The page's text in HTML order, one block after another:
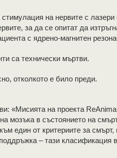
на нервите с лазери
за да се опитат да
с ядрено-магнитен
са технически мъртви.
отколкото е било преди.
«Мисията на проекта
мозъка в състоянието на
един от критериите за смърт,
– тази класификация